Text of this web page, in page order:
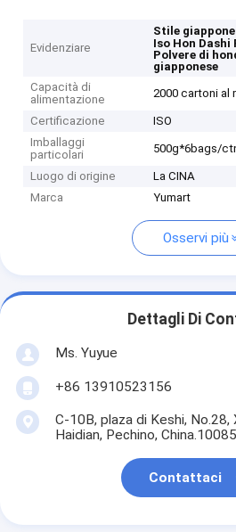
Evidenziare
Stile
Iso Hon Dashi
Polvere di
giapponese
Capacità di
alimentazione
2000 cartoni al
Certificazione
ISO
Imballaggi
particolari
500g*6bags/
Luogo di origine
La CINA
Marca
Yumart
Osservi più
Dettagli Di
Ms. Yuyue
+86 13910523156
C-10B, plaza di Keshi,
Haidian, Pechino, China.10085
Contattaci